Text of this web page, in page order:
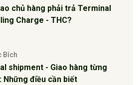
chủ hàng phải trả Terminal
Charge - THC?
Bích
shipment - Giao hàng từng
Những điều cần biết